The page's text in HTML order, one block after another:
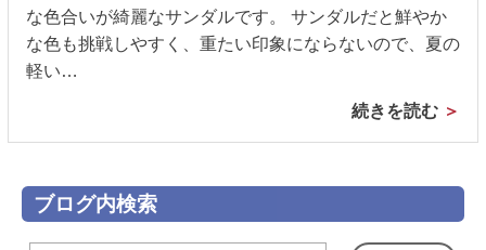
な色合いが綺麗なサンダルです。 サンダルだと鮮やか
な色も挑戦しやすく、重たい印象にならないので、夏の
軽い…
続きを読む
ブログ内検索